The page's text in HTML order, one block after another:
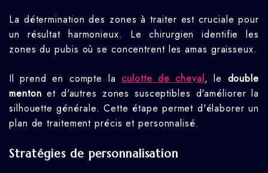
La détermination des zones à traiter est cruciale pour
un résultat harmonieux. Le chirurgien identifie les
zones du pubis où se concentrent les amas graisseux.
Il prend en compte laculotte de cheval, le double
menton et d'autres zones susceptibles d'améliorer la
silhouette générale. Cette étape permet d'élaborer un
plan de traitement précis et personnalisé.
Stratégies de personnalisation